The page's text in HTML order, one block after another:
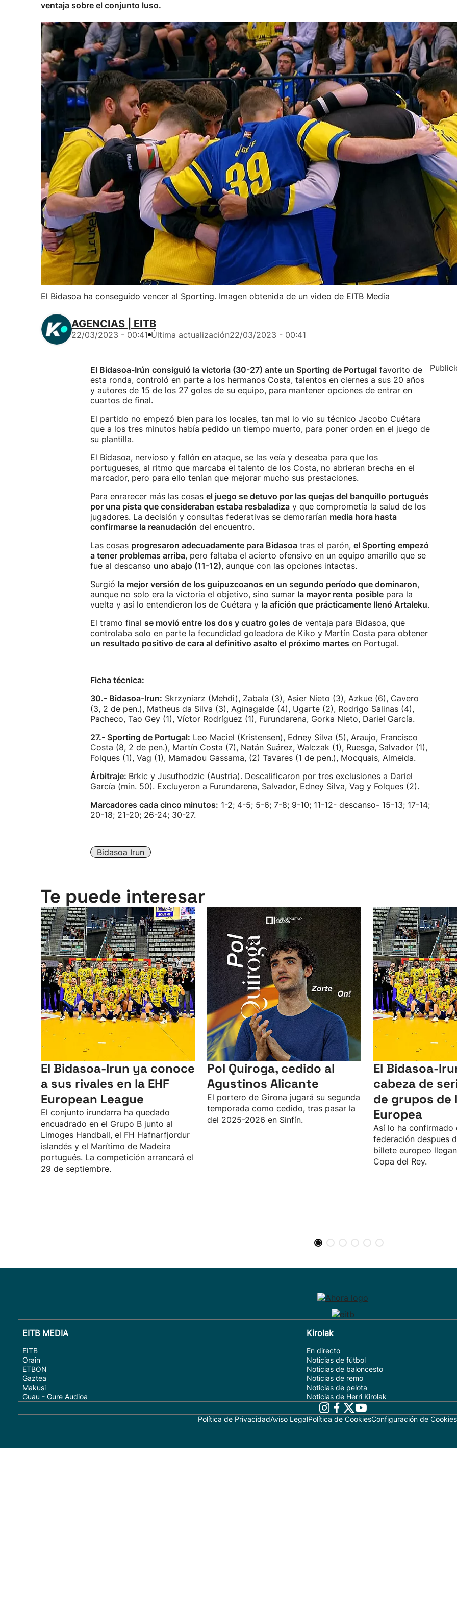
ventaja sobre el conjunto luso.
El Bidasoa ha conseguido vencer al Sporting. Imagen obtenida de un video de EITB Media
AGENCIAS | EITB
22/03/2023 - 00:41 Última actualización22/03/2023 - 00:41
El Bidasoa-Irún consiguió la victoria (30-27) ante un Sporting de Portugal favorito de
esta ronda, controló en parte a los hermanos Costa, talentos en ciernes a sus 20 años
y autores de 15 de los 27 goles de su equipo, para mantener opciones de entrar en
cuartos de final.
El partido no empezó bien para los locales, tan mal lo vio su técnico Jacobo Cuétara
que a los tres minutos había pedido un tiempo muerto, para poner orden en el juego de
su plantilla.
El Bidasoa, nervioso y fallón en ataque, se las veía y deseaba para que los
portugueses, al ritmo que marcaba el talento de los Costa, no abrieran brecha en el
marcador, pero para ello tenían que mejorar mucho sus prestaciones.
Para enrarecer más las cosas el juego se detuvo por las quejas del banquillo portugués
por una pista que consideraban estaba resbaladiza y que comprometía la salud de los
jugadores. La decisión y consultas federativas se demorarían media hora hasta
confirmarse la reanudación del encuentro.
Las cosas progresaron adecuadamente para Bidasoa tras el parón, el Sporting empezó
a tener problemas arriba, pero faltaba el acierto ofensivo en un equipo amarillo que se
fue al descanso uno abajo (11-12), aunque con las opciones intactas.
Surgió la mejor versión de los guipuzcoanos en un segundo período que dominaron,
aunque no solo era la victoria el objetivo, sino sumar la mayor renta posible para la
vuelta y así lo entendieron los de Cuétara y la afición que prácticamente llenó Artaleku.
El tramo final se movió entre los dos y cuatro goles de ventaja para Bidasoa, que
controlaba solo en parte la fecundidad goleadora de Kiko y Martín Costa para obtener
un resultado positivo de cara al definitivo asalto el próximo martes en Portugal.
Ficha técnica:
30.- Bidasoa-Irun: Skrzyniarz (Mehdi), Zabala (3), Asier Nieto (3), Azkue (6), Cavero
(3, 2 de pen.), Matheus da Silva (3), Aginagalde (4), Ugarte (2), Rodrigo Salinas (4),
Pacheco, Tao Gey (1), Víctor Rodríguez (1), Furundarena, Gorka Nieto, Dariel García.
27.- Sporting de Portugal: Leo Maciel (Kristensen), Edney Silva (5), Araujo, Francisco
Costa (8, 2 de pen.), Martín Costa (7), Natán Suárez, Walczak (1), Ruesga, Salvador (1),
Folques (1), Vag (1), Mamadou Gassama, (2) Tavares (1 de pen.), Mocquais, Almeida.
Árbitraje: Brkic y Jusufhodzic (Austria). Descalificaron por tres exclusiones a Dariel
García (min. 50). Excluyeron a Furundarena, Salvador, Edney Silva, Vag y Folques (2).
Marcadores cada cinco minutos: 1-2; 4-5; 5-6; 7-8; 9-10; 11-12- descanso- 15-13; 17-14;
20-18; 21-20; 26-24; 30-27.
Bidasoa Irun
Te puede interesar
El Bidasoa-Irun ya conoce
a sus rivales en la EHF
European League
El conjunto irundarra ha quedado
encuadrado en el Grupo B junto al
Limoges Handball, el FH Hafnarfjordur
islandés y el Marítimo de Madeira
portugués. La competición arrancará el
29 de septiembre.
Pol Quiroga, cedido al
Agustinos Alicante
El portero de Girona jugará su segunda
temporada como cedido, tras pasar la
del 2025-2026 en Sinfín.
El Bidasoa-
cabeza de
de grupos de
Europea
Así lo ha confirmado
federación despues
billete europeo
Copa del Rey.
EITB MEDIA
EITB
Orain
ETBON
Gaztea
Makusi
Guau - Gure Audioa
Kirolak
En directo
Noticias de fútbol
Noticias de baloncesto
Noticias de remo
Noticias de pelota
Noticias de Herri Kirolak
Política de PrivacidadAviso LegalPolítica de CookiesConfiguración de Cookies